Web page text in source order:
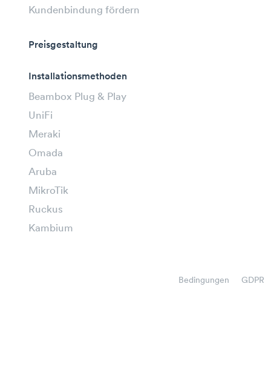
Kundenbindung fördern
Preisgestaltung
Installationsmethoden
Beambox Plug & Play
UniFi
Meraki
Omada
Aruba
MikroTik
Ruckus
Kambium
Bedingungen GDPR